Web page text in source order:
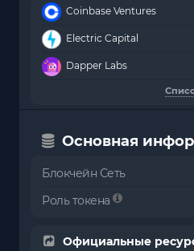
Coinbase Ventures
Electric Capital
Dapper Labs
Основная
Блокчейн Сеть
Роль токена
Официальные